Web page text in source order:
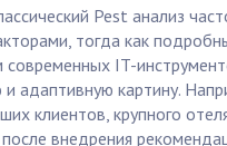
Pest анализ
тогда как
современных IT-
адаптивную картину.
клиентов, крупного
внедрения